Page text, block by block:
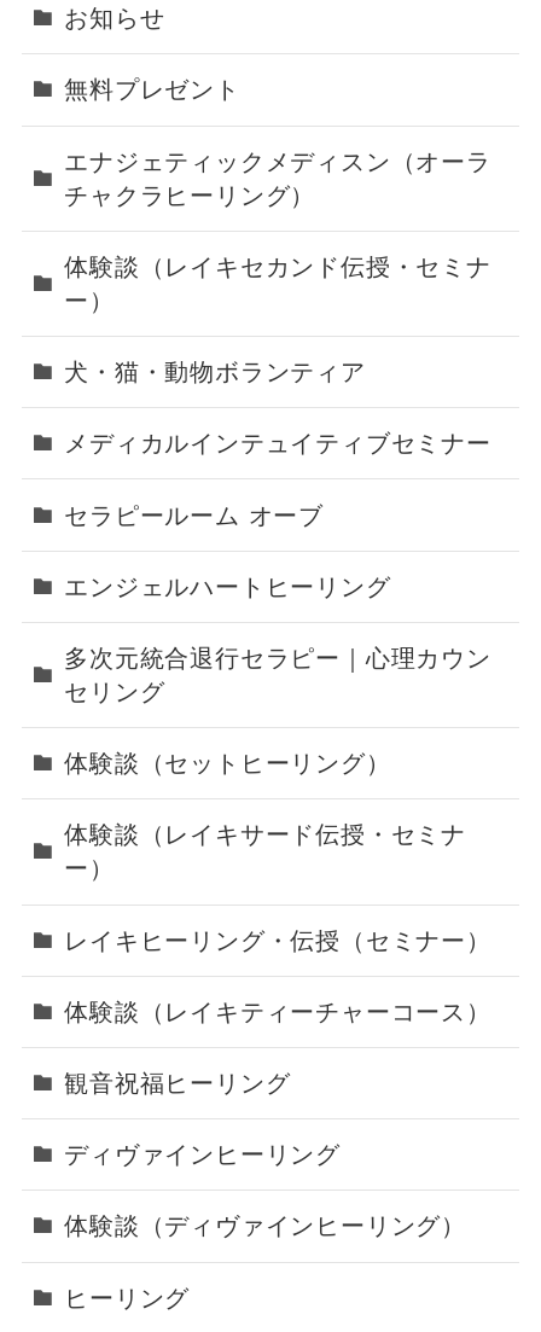
お知らせ
無料プレゼント
エナジェティックメディスン（オーラ
チャクラヒーリング）
体験談（レイキセカンド伝授・セミナ
ー）
犬・猫・動物ボランティア
メディカルインテュイティブセミナー
セラピールーム オーブ
エンジェルハートヒーリング
多次元統合退行セラピー｜心理カウン
セリング
体験談（セットヒーリング）
体験談（レイキサード伝授・セミナ
ー）
レイキヒーリング・伝授（セミナー）
体験談（レイキティーチャーコース）
観音祝福ヒーリング
ディヴァインヒーリング
体験談（ディヴァインヒーリング）
ヒーリング